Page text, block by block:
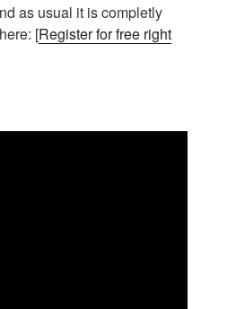
as usual it is completly
[Register for free right